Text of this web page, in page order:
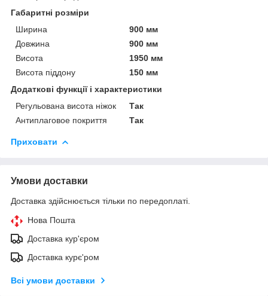
Габаритні розміри
Ширина
900 мм
Довжина
900 мм
Висота
1950 мм
Висота піддону
150 мм
Додаткові функції і характеристики
Регульована висота ніжок
Так
Антиплаговое покриття
Так
Приховати
Умови доставки
Доставка здійснюється тільки по передоплаті.
Нова Пошта
Доставка кур'єром
Доставка курє'ром
Всі умови доставки